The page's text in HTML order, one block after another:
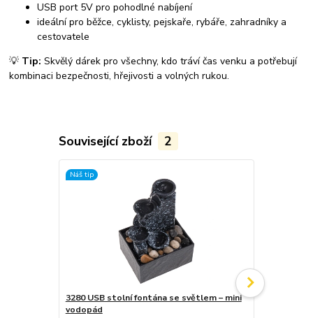
USB port 5V pro pohodlné nabíjení
ideální pro běžce, cyklisty, pejskaře, rybáře, zahradníky a
cestovatele
💡 Tip: Skvělý dárek pro všechny, kdo tráví čas venku a potřebují
kombinaci bezpečnosti, hřejivosti a volných rukou.
Související zboží 2
Náš tip
3280 USB stolní fontána se světlem – mini
vodopád